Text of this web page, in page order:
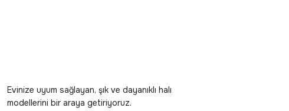
Evinize uyum sağlayan, şık ve dayanıklı halı
modellerini bir araya getiriyoruz.